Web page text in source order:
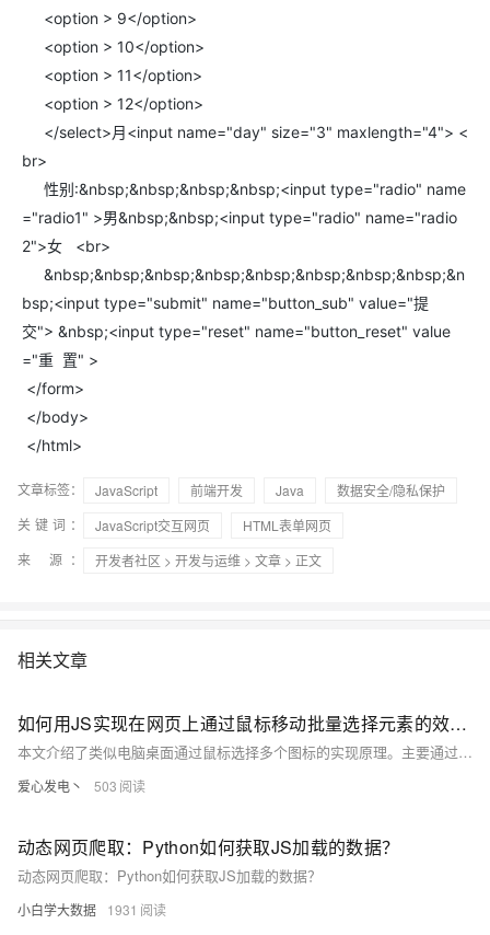
<option > 9</option>
<option > 10</option>
<option > 11</option>
<option > 12</option>
</select>月<input name="day" size="3" maxlength="4"> <
br>
性别:&nbsp;&nbsp;&nbsp;&nbsp;<input type="radio" name
="radio1" >男&nbsp;&nbsp;<input type="radio" name="radio
2">女 <br>
&nbsp;&nbsp;&nbsp;&nbsp;&nbsp;&nbsp;&nbsp;&nbsp;&n
bsp;<input type="submit" name="button_sub" value="提
交"> &nbsp;<input type="reset" name="button_reset" value
="重 置" >
</form>
</body>
</html>
文章标签： JavaScript 前端开发 Java
数据安全/隐私保护
关键词：
JavaScript交互网页
HTML表单网页
来 源：
开发者社区 > 开发与运维 > 文章 > 正文
相关文章
如何用JS实现在网页上通过鼠标移动批量选择元素的效果？
本文介绍了类似电脑桌面通过鼠标选择多个图标的实现原理。主要通过监听mousedown、mousemove和mouseup事件，动态调整选择框大小并计算与元素的重叠情况。提供了角重叠和相交重叠的检测方法，并附有示例代码和在线演示链接，方便开发者参考与测试。
爱心发电丶 503
动态网页爬取：Python如何获取JS加载的数据？
动态网页爬取：Python如何获取JS加载的数据？
小白学大数据 1931